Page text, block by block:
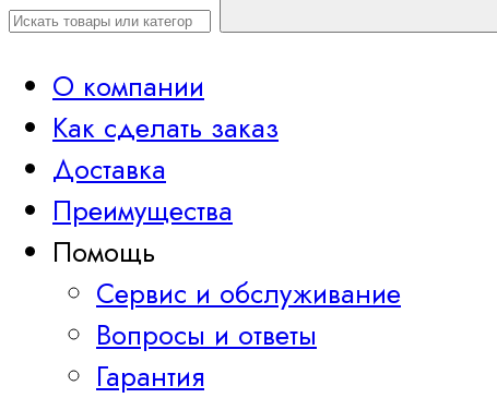
О компании
Как сделать заказ
Доставка
Преимущества
Помощь
Сервис и обслуживание
Вопросы и ответы
Гарантия